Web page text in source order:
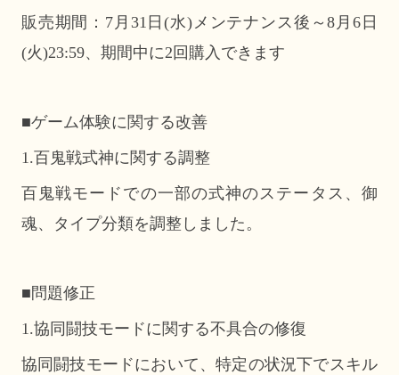
販売期間：7月31日(水)メンテナンス後～8月6日
(火)23:59、期間中に2回購入できます
■ゲーム体験に関する改善
1.百鬼戦式神に関する調整
百鬼戦モードでの一部の式神のステータス、御
魂、タイプ分類を調整しました。
■問題修正
1.協同闘技モードに関する不具合の修復
協同闘技モードにおいて、特定の状況下でスキル